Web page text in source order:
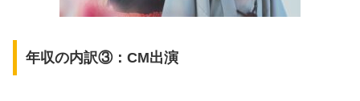
年収の内訳③：CM出演